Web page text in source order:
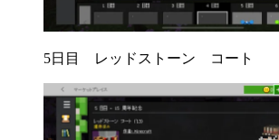
5日目 レッドストーン コート